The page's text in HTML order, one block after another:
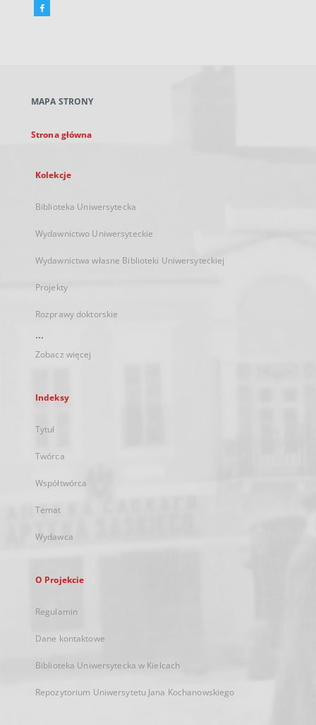
Facebook
karcie
MAPA STRONY
Strona główna
Kolekcje
Biblioteka Uniwersytecka
Wydawnictwo Uniwersyteckie
Wydawnictwa własne Biblioteki Uniwersyteckiej
Projekty
Rozprawy doktorskie
...
Zobacz więcej
Indeksy
Tytuł
Twórca
Współtwórca
Temat
Wydawca
O Projekcie
Regulamin
Dane kontaktowe
Biblioteka Uniwersytecka w Kielcach
Repozytorium Uniwersytetu Jana Kochanowskiego